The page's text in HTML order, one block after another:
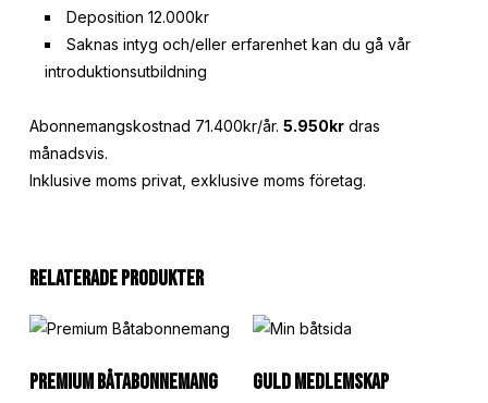
Deposition 12.000kr
Saknas intyg och/eller erfarenhet kan du gå vår
introduktionsutbildning
Abonnemangskostnad 71.400kr/år. 5.950krdras
månadsvis.
Inklusive moms privat, exklusive moms företag.
Relaterade produkter
Premium Båtabonnemang Guld medlemskap